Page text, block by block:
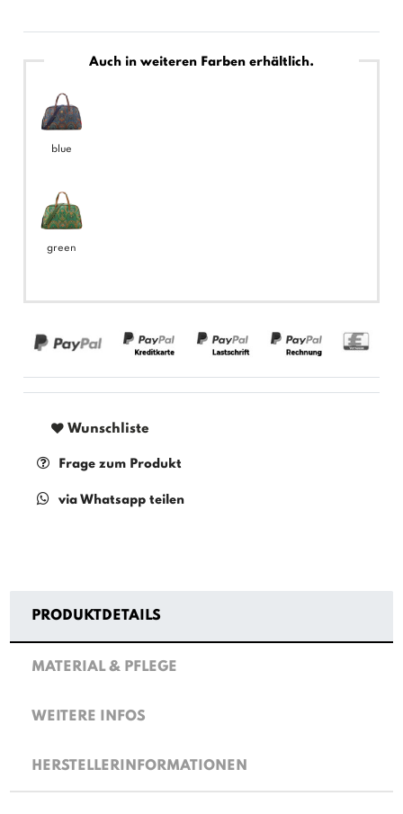
Auch in weiteren Farben erhältlich.
blue
green
Wunschliste
Frage zum Produkt
via Whatsapp teilen
PRODUKTDETAILS
MATERIAL & PFLEGE
WEITERE INFOS
HERSTELLERINFORMATIONEN